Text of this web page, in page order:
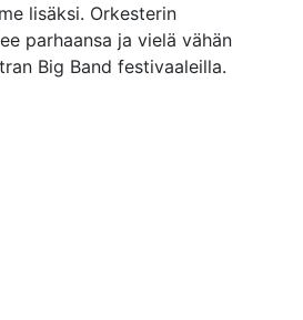
lisäksi. Orkesterin
parhaansa ja vielä vähän
Big Band festivaaleilla.